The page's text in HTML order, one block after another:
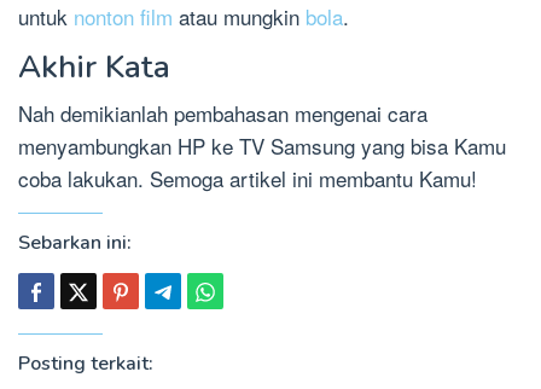
untuk nonton film atau mungkin bola.
Akhir Kata
Nah demikianlah pembahasan mengenai cara
menyambungkan HP ke TV Samsung yang bisa Kamu
coba lakukan. Semoga artikel ini membantu Kamu!
Sebarkan ini:
Posting terkait: